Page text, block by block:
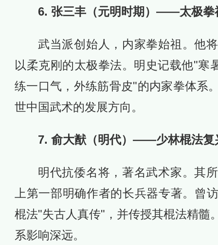
6. 张三丰（元明时期）——太极拳
武当派创始人，内家拳始祖。他
以柔克刚的太极拳法。明史记载他"寒
练一口气，外练筋骨皮"的内家拳体系
世中国武术的发展方向。
7. 俞大猷（明代）——少林棍法复
明代抗倭名将，著名武术家。其
上第一部明确作者的长兵器专著。曾
棍法"失古人真传"，并传授其棍法精髓
系影响深远。